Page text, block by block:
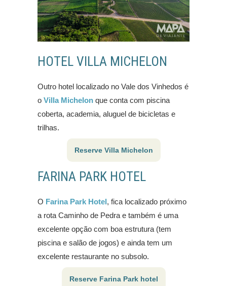
HOTEL VILLA MICHELON
Outro hotel localizado no Vale dos Vinhedos é
o Villa Michelon que conta com piscina
coberta, academia, aluguel de bicicletas e
trilhas.
Reserve Villa Michelon
FARINA PARK HOTEL
O Farina Park Hotel, fica localizado próximo
a rota Caminho de Pedra e também é uma
excelente opção com boa estrutura (tem
piscina e salão de jogos) e ainda tem um
excelente restaurante no subsolo.
Reserve Farina Park hotel